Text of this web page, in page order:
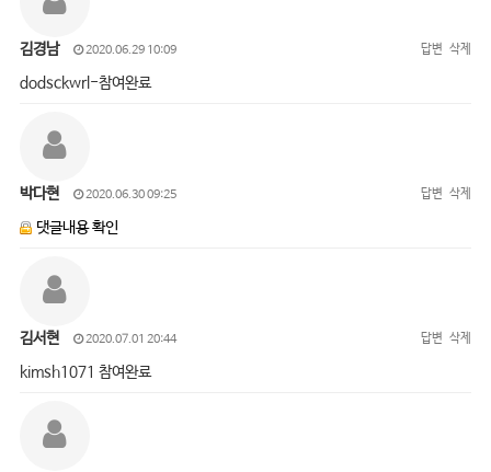
김경남 2020.06.29 10:09 답변 삭제
dodsckwrl-참여완료
박다현 2020.06.30 09:25 답변 삭제
댓글내용 확인
김서현 2020.07.01 20:44 답변 삭제
kimsh1071 참여완료